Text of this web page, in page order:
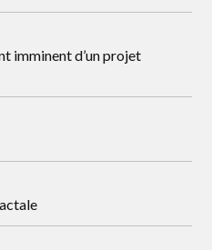
imminent d’un projet